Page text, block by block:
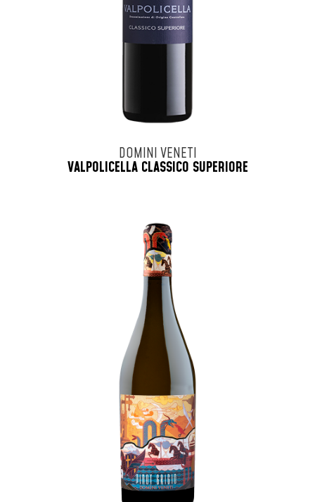
DOMINI VENETI
VALPOLICELLA CLASSICO SUPERIORE